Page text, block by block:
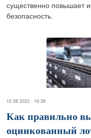
существенно повышает
безопасность.
10.08.2023 - 16:39
Как правильно
оцинкованный